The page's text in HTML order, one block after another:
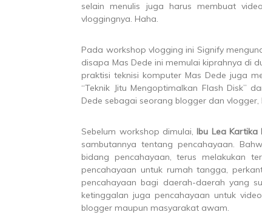
selain menulis juga harus membuat
vloggingnya. Haha.
Pada workshop vlogging ini Signify
disapa Mas Dede ini memulai kiprahnya di
praktisi teknisi komputer Mas Dede juga
“Teknik Jitu Mengoptimalkan Flash Disk”
Dede sebagai seorang blogger dan
Sebelum workshop dimulai, Ibu Lea Kartika
sambutannya tentang pencahayaan.
bidang pencahayaan, terus melakukan
pencahayaan untuk rumah tangga,
pencahayaan bagi daerah-daerah yang
ketinggalan juga pencahayaan untuk
blogger maupun masyarakat awam.